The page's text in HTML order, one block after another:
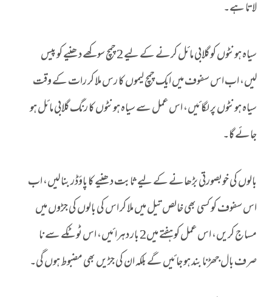
لاتا ہے۔
سیاہ ہونٹوں کو گلابی مائل کرنے کے لیے 2 چمچ سوکھے دھنیے کو پیس
لیں، اب اس سفوف میں ایک چمچ لیموں کا رس ملا کر رات کے وقت
سیاہ ہونٹوں پر لگائیں، اس عمل سے سیاہ ہونٹوں کا رنگ گلابی مائل ہو
جائے گا۔
بالوں کی خوبصورتی بڑھانے کے لیے ثابت دھنیے کا پاؤڈر بنا لیں، اب
اس سفوف کو کسی بھی خالص تیل میں ملا کر اس کی بالوں کی جڑوں میں
مساج کریں، اس عمل کو ہفتے میں2 بار دہرائیں، اس ٹوٹکے سے نا
صرف بال جھڑنا بند ہو جائیں گے بلکہ ان کی جڑیں بھی مضبوط ہوں گی۔